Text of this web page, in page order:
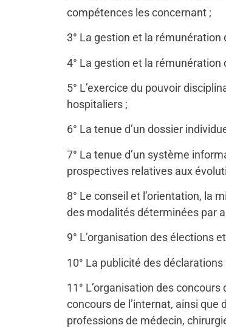
compétences les concernant ;
3° La gestion et la
4° La gestion et la
5° L’exercice du pouvoir
hospitaliers ;
6° La tenue d’un dossier
7° La tenue d’un système
prospectives relatives aux
8° Le conseil et l’orientation, la
des modalités déterminées par
9° L’organisation des élections
10° La publicité des
11° L’organisation des
concours de l’internat, ainsi que
professions de médecin,